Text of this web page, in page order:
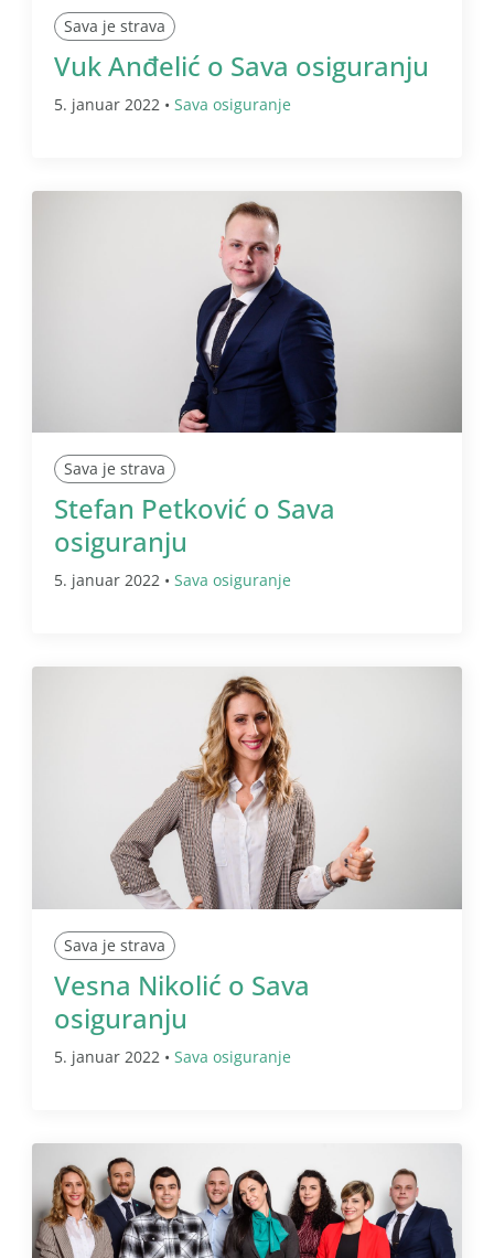
Sava je strava
Vuk Anđelić o Sava osiguranju
5. januar 2022 • Sava osiguranje
Sava je strava
Stefan Petković o Sava
osiguranju
5. januar 2022 • Sava osiguranje
Sava je strava
Vesna Nikolić o Sava
osiguranju
5. januar 2022 • Sava osiguranje